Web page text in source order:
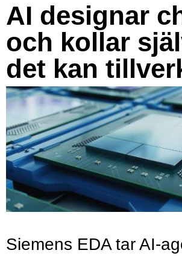
AI designar
och kollar
det kan
Siemens EDA tar AI-